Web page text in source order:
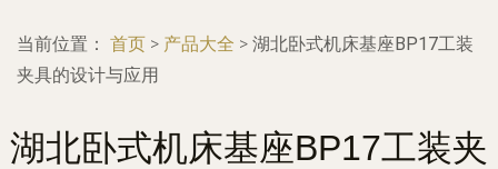
当前位置： 首页 > 产品大全 > 湖北卧式机床基座BP17工装
夹具的设计与应用
湖北卧式机床基座BP17工装夹